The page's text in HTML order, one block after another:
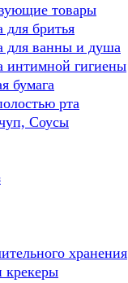
товары
для бритья
для ванны и душа
интимной гигиены
бумага
рта
Соусы
хранения
крекеры